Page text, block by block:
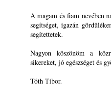
A magam és fiam nevében
segítséget, igazán
segítettetek.
Nagyon köszönöm a
sikereket, jó egészséget és
Tóth Tibor.